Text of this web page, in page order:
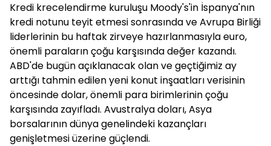
Kredi krecelendirme kuruluşu Moody's'in İspanya'nın
kredi notunu teyit etmesi sonrasında ve Avrupa Birliği
liderlerinin bu haftak zirveye hazırlanmasıyla euro,
önemli paraların çoğu karşısında değer kazandı.
ABD'de bugün açıklanacak olan ve geçtiğimiz ay
arttığı tahmin edilen yeni konut inşaatları verisinin
öncesinde dolar, önemli para birimlerinin çoğu
karşısında zayıfladı. Avustralya doları, Asya
borsalarının dünya genelindeki kazançları
genişletmesi üzerine güçlendi.